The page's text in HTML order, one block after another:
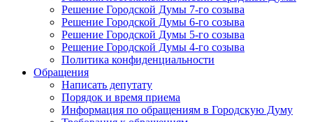
Решение Городской Думы 7-го созыва
Решение Городской Думы 6-го созыва
Решение Городской Думы 5-го созыва
Решение Городской Думы 4-го созыва
Политика конфиденциальности
Обращения
Написать депутату
Порядок и время приема
Информация по обращениям в Городскую Думу